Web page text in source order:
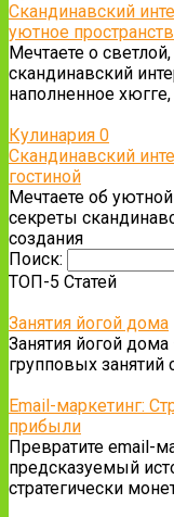
Скандинавский
уютное
Мечтаете о
скандинавский
наполненное хюгге,
Кулинария 0
Скандинавский
гостиной
Мечтаете об
секреты
создания
Поиск:
ТОП-5 Статей
Занятия йогой дома
Занятия йогой
групповых занятий
Email-маркетинг:
прибыли
Превратите email-
предсказуемый
стратегически